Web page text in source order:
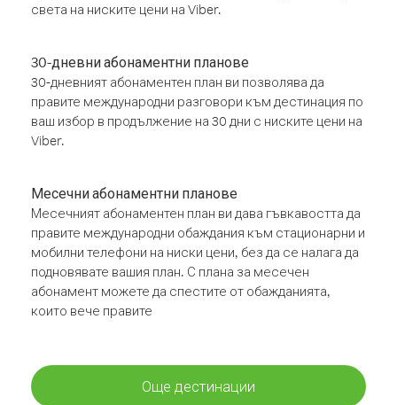
света на ниските цени на Viber.
30-дневни абонаментни планове
30-дневният абонаментен план ви позволява да
правите международни разговори към дестинация по
ваш избор в продължение на 30 дни с ниските цени на
Viber.
Месечни абонаментни планове
Месечният абонаментен план ви дава гъвкавостта да
правите международни обаждания към стационарни и
мобилни телефони на ниски цени, без да се налага да
подновявате вашия план. С плана за месечен
абонамент можете да спестите от обажданията,
които вече правите
Още дестинации